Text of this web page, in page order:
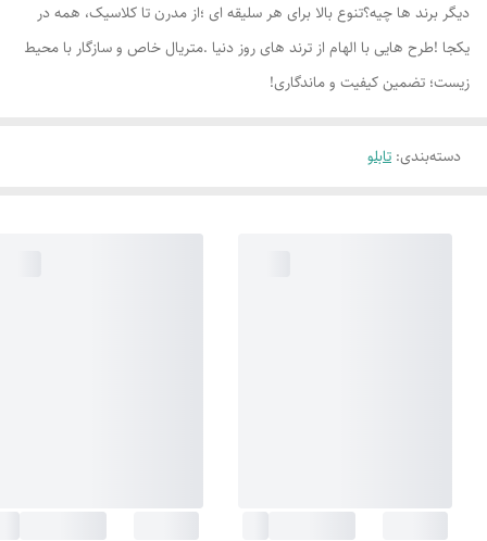
دیگر برند ها چیه؟تنوع بالا برای هر سلیقه ای ؛از مدرن تا کلاسیک، همه در
یکجا !طرح هایی با الهام از ترند های روز دنیا .متریال خاص و سازگار با محیط
زیست؛ تضمین کیفیت و ماندگاری!
دسته‌بندی: تابلو